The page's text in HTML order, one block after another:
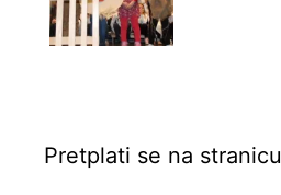
Pretplati se na stranicu